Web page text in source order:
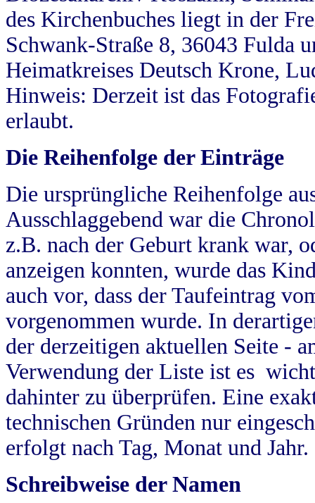
des Kirchenbuches liegt in der
Schwank-Straße 8, 36043 Fulda
Heimatkreises Deutsch Krone,
Hinweis: Derzeit ist das
erlaubt.
Die Reihenfolge der Einträge
Die ursprüngliche Reihenfolge
Ausschlaggebend war die
z.B. nach der Geburt krank war,
anzeigen konnten, wurde das
auch vor, dass der Taufeintrag
vorgenommen wurde. In
der derzeitigen aktuellen Seite -
Verwendung der Liste ist es
dahinter zu überprüfen. Eine
technischen Gründen nur
erfolgt nach Tag, Monat und Jahr.
Schreibweise der Namen